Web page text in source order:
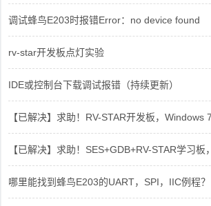
调试蜂鸟E203时报错Error：no device found
rv-star开发板点灯实验
IDE或控制台下载调试报错（持续更新）
【已解决】求助！RV-STAR开发板，
【已解决】求助！SES+GDB+RV-STAR学习板
哪里能找到蜂鸟E203的UART，SPI，IIC例程？